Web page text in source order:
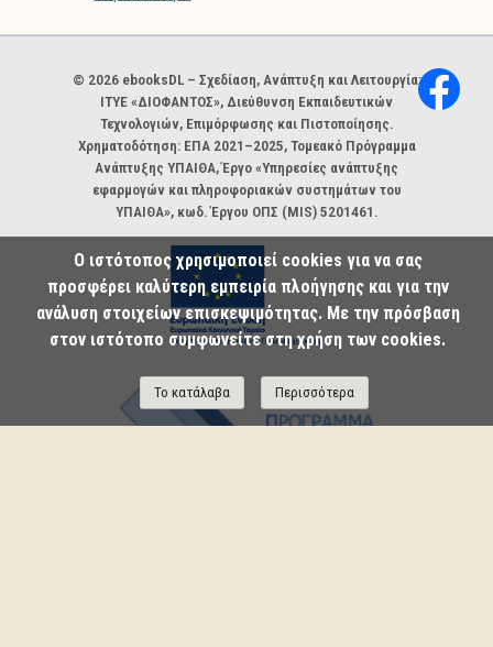
Χορηγοί και φορείς
© 2026 ebooksDL – Σχεδίαση, Ανάπτυξη και Λειτουργία:
ΙΤΥΕ «ΔΙΟΦΑΝΤΟΣ», Διεύθυνση Εκπαιδευτικών
Τεχνολογιών, Επιμόρφωσης και Πιστοποίησης.
Χρηματοδότηση: ΕΠΑ 2021–2025, Τομεακό Πρόγραμμα
Ανάπτυξης ΥΠΑΙΘΑ, Έργο «Υπηρεσίες ανάπτυξης
εφαρμογών και πληροφοριακών συστημάτων του
ΥΠΑΙΘΑ», κωδ. Έργου ΟΠΣ (MIS) 5201461.
Ο ιστότοπος χρησιμοποιεί cookies για να σας
προσφέρει καλύτερη εμπειρία πλοήγησης και για την
ανάλυση στοιχείων επισκεψιμότητας. Με την πρόσβαση
στον ιστότοπο συμφωνείτε στη χρήση των cookies.
Το κατάλαβα Περισσότερα